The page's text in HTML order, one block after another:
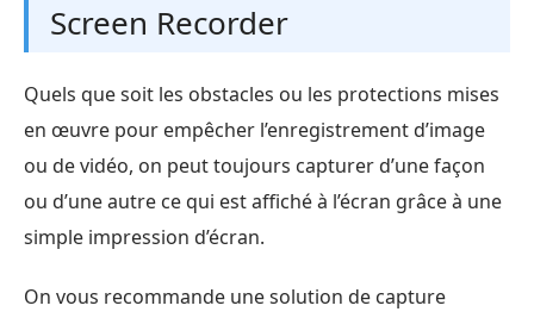
Screen Recorder
Quels que soit les obstacles ou les protections mises
en œuvre pour empêcher l’enregistrement d’image
ou de vidéo, on peut toujours capturer d’une façon
ou d’une autre ce qui est affiché à l’écran grâce à une
simple impression d’écran.
On vous recommande une solution de capture